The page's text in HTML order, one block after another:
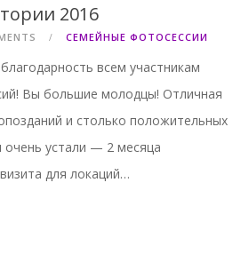
2016
СЕМЕЙНЫЕ ФОТОСЕССИИ
всем участникам
Вы большие молодцы! Отличная
и столько положительных
устали — 2 месяца
для локаций…